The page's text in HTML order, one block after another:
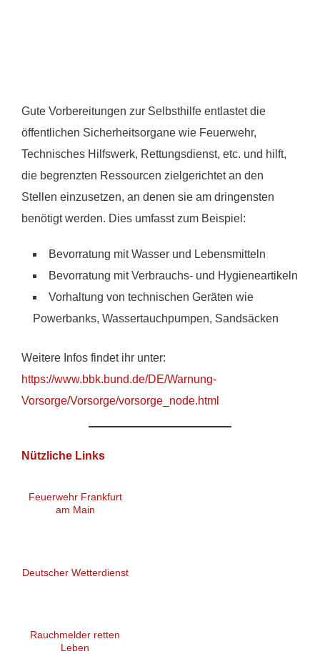
Gute Vorbereitungen zur Selbsthilfe entlastet die
öffentlichen Sicherheitsorgane wie Feuerwehr,
Technisches Hilfswerk, Rettungsdienst, etc. und hilft,
die begrenzten Ressourcen zielgerichtet an den
Stellen einzusetzen, an denen sie am dringensten
benötigt werden. Dies umfasst zum Beispiel:
Bevorratung mit Wasser und Lebensmitteln
Bevorratung mit Verbrauchs- und Hygieneartikeln
Vorhaltung von technischen Geräten wie
Powerbanks, Wassertauchpumpen, Sandsäcken
Weitere Infos findet ihr unter:
https://www.bbk.bund.de/DE/Warnung-
Vorsorge/Vorsorge/vorsorge_node.html
Nützliche Links
Feuerwehr Frankfurt
am Main
Deutscher Wetterdienst
Rauchmelder retten
Leben